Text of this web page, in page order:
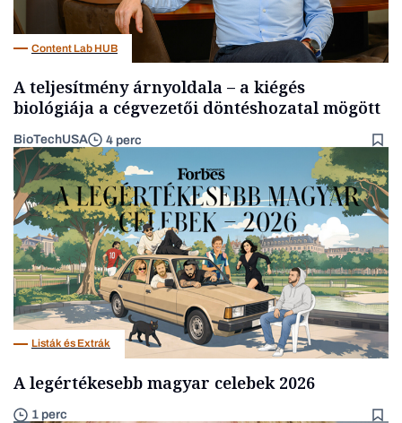
Content Lab HUB
A teljesítmény árnyoldala – a kiégés
biológiája a cégvezetői döntéshozatal mögött
BioTechUSA 4 perc
Listák és Extrák
A legértékesebb magyar celebek 2026
1 perc